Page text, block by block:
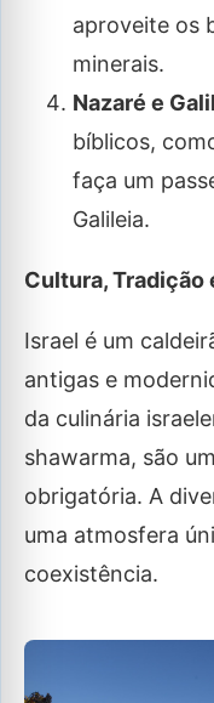
aproveite os
minerais.
Nazaré e
bíblicos,
faça um
Galileia.
Cultura, Tradição
Israel é um
antigas e
da culinária
shawarma, são
obrigatória. A
uma atmosfera
coexistência.